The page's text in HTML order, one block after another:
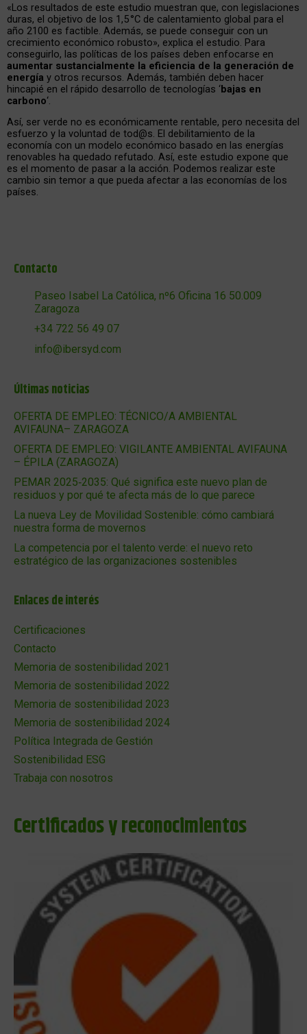
«Los resultados de este estudio muestran que, con legislaciones
duras, el objetivo de los 1,5 °C de calentamiento global para el
año 2100 es factible. Además, se puede conseguir con un
crecimiento económico robusto», explica el estudio. Para
conseguirlo, las políticas de los países deben enfocarse en
aumentar sustancialmente la eficiencia de la generación de
energía y otros recursos. Además, también deben hacer
hincapié en el rápido desarrollo de tecnologías ‘bajas en
carbono‘.
Así, ser verde no es económicamente rentable, pero necesita del
esfuerzo y la voluntad de tod@s. El debilitamiento de la
economía con un modelo económico basado en las energías
renovables ha quedado refutado. Así, este estudio expone que
es el momento de pasar a la acción. Podemos realizar este
cambio sin temor a que pueda afectar a las economías de los
países.
Contacto
Paseo Isabel La Católica, nº6 Oficina 16 50.009
Zaragoza
+34 722 56 49 07
info@ibersyd.com
Últimas noticias
OFERTA DE EMPLEO: TÉCNICO/A AMBIENTAL
AVIFAUNA– ZARAGOZA
OFERTA DE EMPLEO: VIGILANTE AMBIENTAL AVIFAUNA
– ÉPILA (ZARAGOZA)
PEMAR 2025‑2035: Qué significa este nuevo plan de
residuos y por qué te afecta más de lo que parece
La nueva Ley de Movilidad Sostenible: cómo cambiará
nuestra forma de movernos
La competencia por el talento verde: el nuevo reto
estratégico de las organizaciones sostenibles
Enlaces de interés
Certificaciones
Contacto
Memoria de sostenibilidad 2021
Memoria de sostenibilidad 2022
Memoria de sostenibilidad 2023
Memoria de sostenibilidad 2024
Política Integrada de Gestión
Sostenibilidad ESG
Trabaja con nosotros
Certificados y reconocimientos